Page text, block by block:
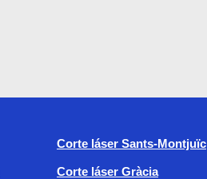
Corte láser Sants-Montjuïc
Corte láser Gràcia